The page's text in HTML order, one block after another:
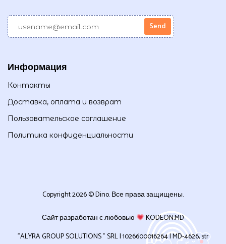
Информация
Контакты
Доставка, оплата и возврат
Пользовательское соглашение
Политика конфиденциальности
Copyright 2026 © Dino. Все права защищены.
Сайт разработан с любовью
KODEON.MD
”ALYRA GROUP SOLUTIONS ” SRL | 1026600016264 | MD-4626, str